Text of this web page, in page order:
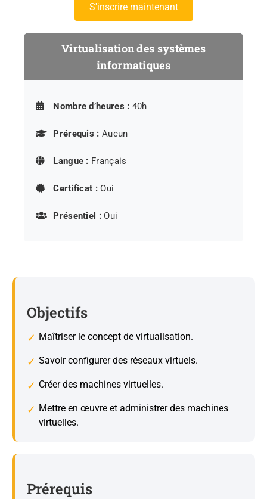
s'inscrire maintenant
Virtualisation des systèmes
informatiques
Nombre d’heures : 40h
Prérequis : Aucun
Langue : Français
Certificat :Oui
Présentiel :Oui
Objectifs
Maîtriser le concept de virtualisation.
Savoir configurer des réseaux virtuels.
Créer des machines virtuelles.
Mettre en œuvre et administrer des machines
virtuelles.
Prérequis